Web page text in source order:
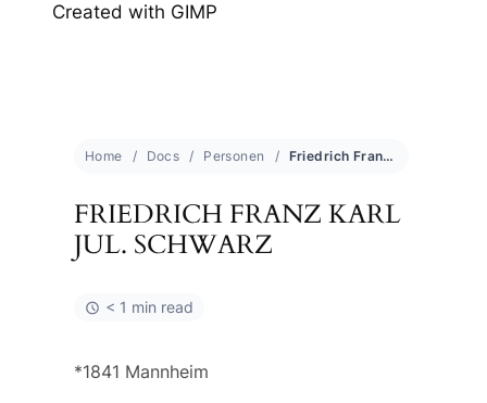
Created with GIMP
Home Docs Personen Friedrich Franz Karl Jul. Schwarz
FRIEDRICH FRANZ KARL
JUL. SCHWARZ
< 1 min read
*1841 Mannheim